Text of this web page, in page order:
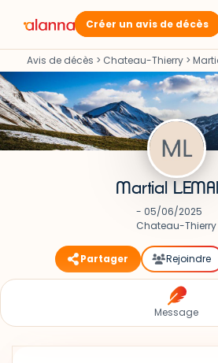
Créer un avis de décès
Avis de décès > Chateau-Thierry >
Martial
- 05/06/2025
Chateau-Thierry
Partager Rejoindre
Message